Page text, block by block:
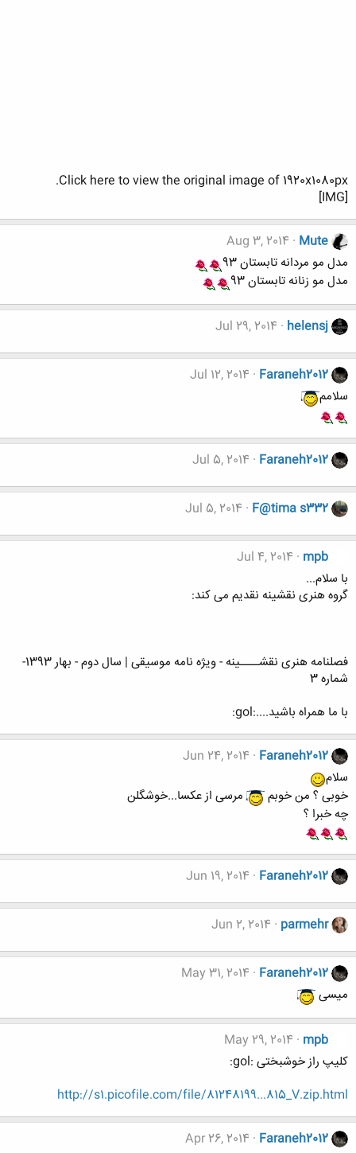
Click here to view the original image of 1920x1080px.
[IMG]
Mute
Aug 3, 2014
مدل مو مردانه تابستان 93
مدل مو زنانه تابستان 93
helensj
Jul 29, 2014
Faraneh2012
Jul 12, 2014
سلامم
Faraneh2012
Jul 5, 2014
F@tima s332
Jul 5, 2014
mpb
Jul 4, 2014
با سلام...
گروه هنری نقشینه نقدیم می کند:
فصلنامه هنری نقشــــینه - ویژه نامه موسیقی | سال دوم - بهار 1393-
شماره 3
با ما همراه باشید....:gol:
Faraneh2012
Jun 24, 2014
سلام
خوبی ؟ من خوبم
مرسی از عکسا...خوشگلن
چه خبرا ؟
Faraneh2012
Jun 19, 2014
parmehr
Jun 2, 2014
Faraneh2012
May 31, 2014
میسی
mpb
May 29, 2014
کلیپ راز خوشبختی :gol:
http://s1.picofile.com/file/81248199...815_V.zip.html
Faraneh2012
Apr 26, 2014